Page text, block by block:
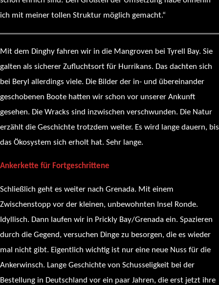
ich mit meiner tollen Struktur möglich gemacht.“
Mit dem Dinghy fahren wir in die Mangroven bei Tyrell Bay. Sie
galten als sicherer Zufluchtsort für Hurrikans. Das dachten sich
bei Beryl allerdings viele. Die Bilder der in- und übereinander
geschobenen Boote hatten wir schon vor unserer Ankunft
gesehen. Die Wracks sind inzwischen verschwunden. Die Natur
erzählt die Geschichte trotzdem weiter. Es wird lange dauern, bis
das Ökosystem sich erholt hat. Sehr lange.
Ankerkette für Fortgeschrittene
Schließlich geht es weiter nach Grenada. Mit einem
Zwischenstopp vor der kleinen, unbewohnten Insel Ronde.
Idyllisch. Dann laufen wir in Prickly Bay/Grenada ein. Spazieren
durch die Gegend, versuchen Dinge zu besorgen, die es wieder
mal nicht gibt. Eigentlich wichtig ist nur eine neue Nuss für die
Ankerwinsch. Lange Geschichte von Schusseligkeit bei der
Bestellung in Deutschland vor ein paar Jahren, die erst jetzt ihre